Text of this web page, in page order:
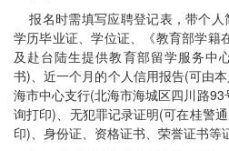
报名时需填写应聘登记表，带个人
学历毕业证、学位证、《教育部学籍
及赴台陆生提供教育部留学服务中
书)、近一个月的个人信用报告(可由
海市中心支行(北海市海城区四川路
询打印)、无犯罪记录证明(可在桂警
印)、身份证、资格证书、荣誉证书等